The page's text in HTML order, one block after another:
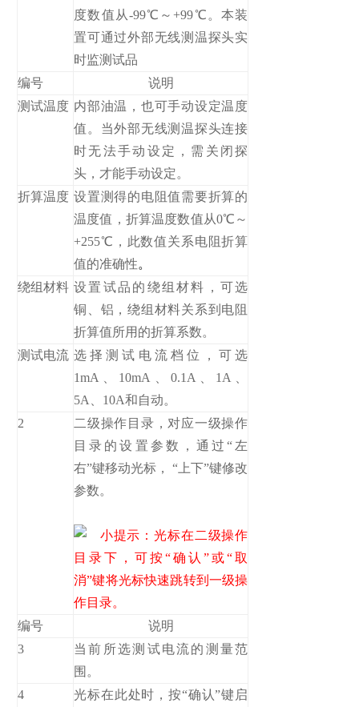
度数值从-99℃～+99℃。本装
置可通过外部无线测温探头实
时监测试品
编号
说明
测试温度 内部油温，也可手动设定温度
值。当外部无线测温探头连接
时无法手动设定，需关闭探
头，才能手动设定。
折算温度 设置测得的电阻值需要折算的
温度值，折算温度数值从0℃～
+255℃，此数值关系电阻折算
值的准确性。
绕组材料 设置试品的绕组材料，可选
铜、铝，绕组材料关系到电阻
折算值所用的折算系数。
测试电流 选择测试电流档位，可选
1mA、10mA、0.1A、1A、
5A、10A和自动。
2
二级操作目录，对应一级操作
目录的设置参数，通过“左
右”键移动光标， “上下”键修改
参数。
小提示：光标在二级操作
目录下，可按“确认”或“取
消”键将光标快速跳转到一级操
作目录。
编号
说明
3
当前所选测试电流的测量范
围。
4
光标在此处时，按“确认”键启